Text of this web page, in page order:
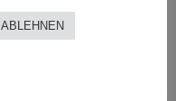
ABLEHNEN